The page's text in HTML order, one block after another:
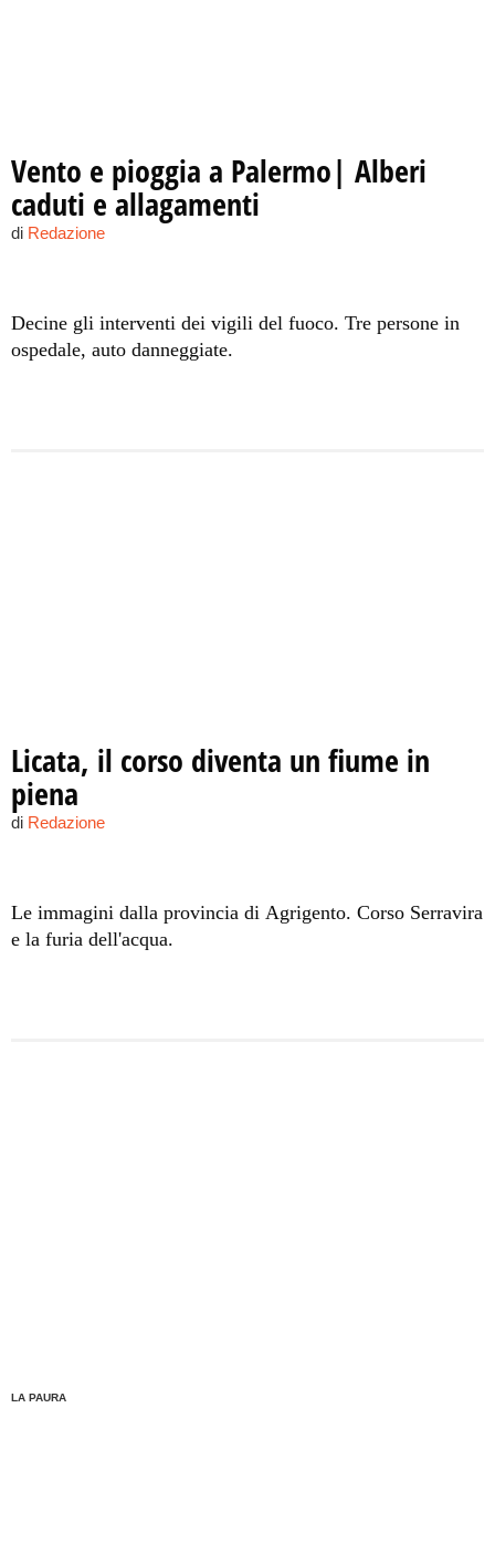
Vento e pioggia a Palermo| Alberi
caduti e allagamenti
di Redazione
Decine gli interventi dei vigili del fuoco. Tre persone in
ospedale, auto danneggiate.
Licata, il corso diventa un fiume in
piena
di Redazione
Le immagini dalla provincia di Agrigento. Corso Serravira
e la furia dell'acqua.
LA PAURA